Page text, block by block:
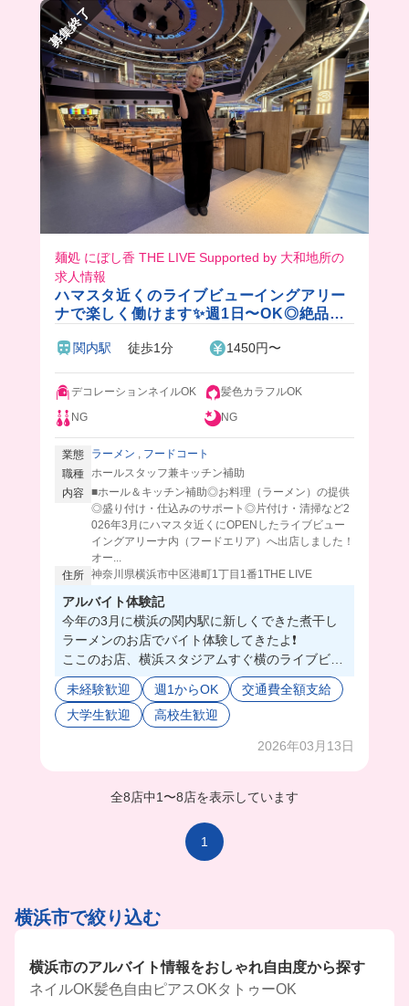
募集終了
麺処 にぼし香 THE LIVE Supported by 大和地所の
求人情報
ハマスタ近くのライブビューイングアリー
ナで楽しく働けます✨週1日〜OK◎絶品の
関内駅 徒歩1分 1450円〜
デコレーションネイルOK
髪色カラフルOK
NG
NG
業態 ラーメン
フードコート
職種
ホールスタッフ兼キッチン補助
内容 ■ホール＆キッチン補助◎お料理（ラーメン）の提供
◎盛り付け・仕込みのサポート◎片付け・清掃など2
026年3月にハマスタ近くにOPENしたライブビュー
イングアリーナ内（フードエリア）へ出店しました！
オー...
住所 神奈川県横浜市中区港町1丁目1番1THE LIVE
アルバイト体験記
今年の3月に横浜の関内駅に新しくできた煮干し
ラーメンのお店でバイト体験してきたよ❗️
ここのお店、横浜スタジアムすぐ横のライブビュ
ーイングアリーナにあるんだけど、大きなスクリ
ーンを横目にラーメンバイトができちゃうの🥹💟
フードコートみたいな作りになってて、色々なお
しながら食事を楽しめるから、とっても活気のあ
ここなんと！バッシング業務と洗い物の作業がな
うのも最高すぎるの(^^)
しかも、まかないには好きなラーメンが食べれち
未経験歓迎 週1からOK
交通費全額支給
大学生歓迎
高校生歓迎
2026年03月13日
全8店中1 〜8店を表示しています
1
横浜市で絞り込む
横浜市のアルバイト情報をおしゃれ自由度から探す
ネイルOK髪色自由 ピアスOKタトゥーOK